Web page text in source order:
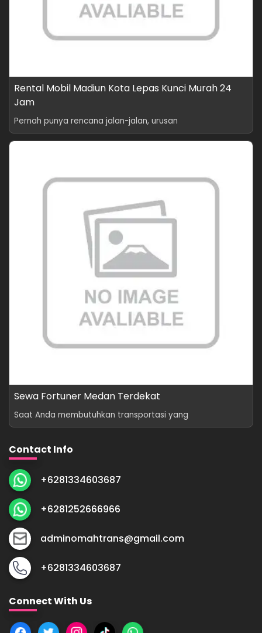
Rental Mobil Madiun Kota Lepas Kunci Murah 24
Jam
Pernah punya rencana jalan-jalan, urusan
Sewa Fortuner Medan Terdekat
Saat Anda membutuhkan transportasi yang
Contact Info
+6281334603687
+6281252666966
adminomahtrans@gmail.com
+6281334603687
Connect With Us